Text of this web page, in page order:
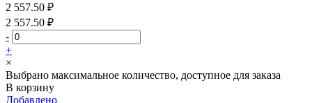
2 557.50 ₽
2 557.50 ₽
-
+
×
Выбрано максимальное количество, доступное для заказа
В корзину
Добавлено